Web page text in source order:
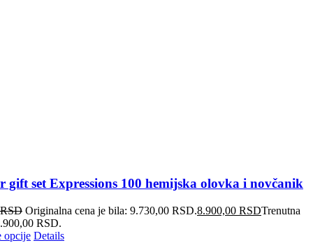
gift set Expressions 100 hemijska olovka i novčanik
RSD Originalna cena je bila: 9.730,00 RSD.8.900,00 RSDTrenutna
RSD.
opcije Details